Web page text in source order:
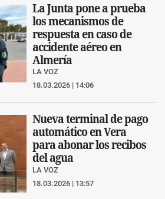
La Junta pone a prueba
los mecanismos de
respuesta en caso de
accidente aéreo en
Almería
LA VOZ
18.03.2026 | 14:06
Nueva terminal de pago
automático en Vera
para abonar los recibos
del agua
LA VOZ
18.03.2026 | 13:57